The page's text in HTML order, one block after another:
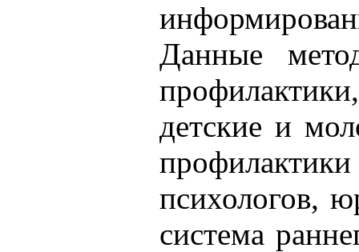
Данные
детские и
психологов,
система